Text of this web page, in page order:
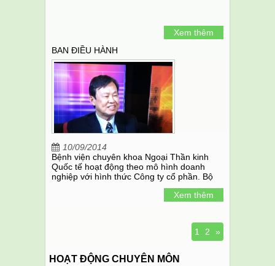
Xem thêm
BAN ĐIỀU HÀNH
10/09/2014
Bệnh viện chuyên khoa Ngoại Thần kinh
Quốc tế hoạt động theo mô hình doanh
nghiệp với hình thức Công ty cổ phần. Bộ
phận quản lý bao gồm Hội đồng Quản trị;
Ban Giám đốc Công ty và Ban Giám đốc
Xem thêm
1 2 »
HOẠT ĐỘNG CHUYÊN MÔN